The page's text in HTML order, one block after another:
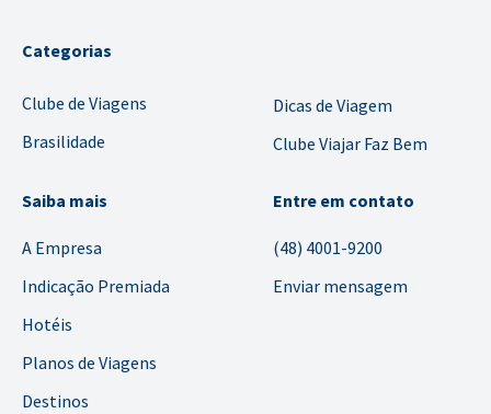
Categorias
Clube de Viagens
Brasilidade
Dicas de Viagem
Clube Viajar Faz Bem
Saiba mais
A Empresa
Indicação Premiada
Hotéis
Planos de Viagens
Destinos
Entre em contato
(48) 4001-9200
Enviar mensagem